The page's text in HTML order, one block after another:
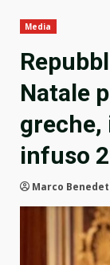
Media
Natale
greche,
infuso
Marco